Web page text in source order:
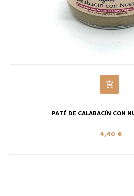
PATÉ DE CALABACÍN CON
4,40 €